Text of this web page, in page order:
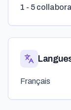
1 - 5
Français